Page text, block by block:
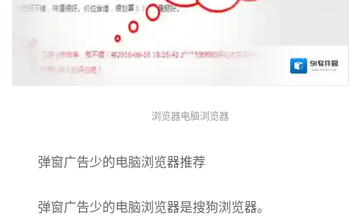
浏览器电脑浏览器
弹窗广告少的电脑浏览器推荐
弹窗广告少的电脑浏览器是搜狗浏览器。